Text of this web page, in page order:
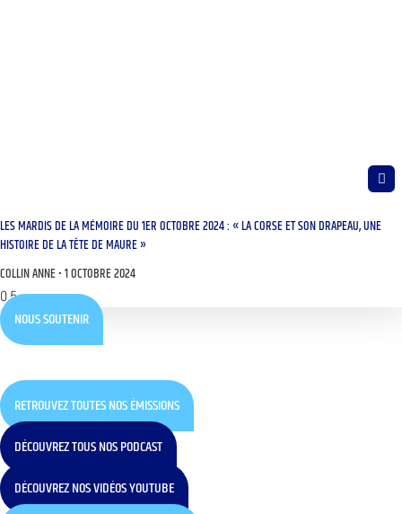
LES MARDIS DE LA MÉMOIRE DU 1ER OCTOBRE 2024 : « LA CORSE ET SON DRAPEAU, UNE
HISTOIRE DE LA TÊTE DE MAURE »
COLLIN ANNE 1 OCTOBRE 2024
NOUS SOUTENIR
RETROUVEZ TOUTES NOS ÉMISSIONS
DÉCOUVREZ TOUS NOS PODCAST
DÉCOUVREZ NOS VIDÉOS YOUTUBE